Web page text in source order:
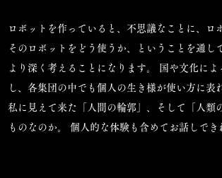
ロボットを作っていると、不思議なことに、ロ
そのロボットをどう使うか、ということを通し
より深く考えることになります。 国や文化に
し、各集団の中でも個人の生き様が使い方に表
私に見えて来た「人間の輪郭」、そして「人類
ものなのか。 個人的な体験も含めてお話しでき